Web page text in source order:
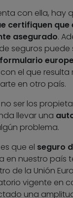
con ella, hay
certifiquen
asegurado.
seguros puede
formulario
el que
en otro país.
ser los
llevar una
problema.
que el seguro
en nuestro país
de la Unión
vigente en
una